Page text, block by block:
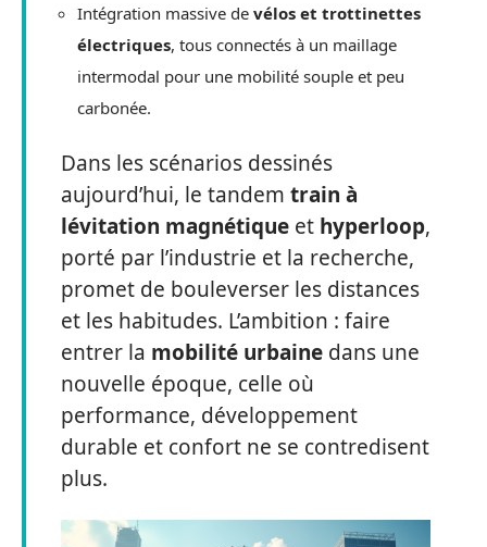
Intégration massive de vélos et trottinettes
électriques, tous connectés à un maillage
intermodal pour une mobilité souple et peu
carbonée.
Dans les scénarios dessinés
aujourd’hui, le tandem train à
lévitation magnétique et hyperloop,
porté par l’industrie et la recherche,
promet de bouleverser les distances
et les habitudes. L’ambition : faire
entrer la mobilité urbaine dans une
nouvelle époque, celle où
performance, développement
durable et confort ne se contredisent
plus.